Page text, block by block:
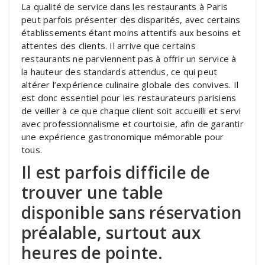
La qualité de service dans les restaurants à Paris
peut parfois présenter des disparités, avec certains
établissements étant moins attentifs aux besoins et
attentes des clients. Il arrive que certains
restaurants ne parviennent pas à offrir un service à
la hauteur des standards attendus, ce qui peut
altérer l’expérience culinaire globale des convives. Il
est donc essentiel pour les restaurateurs parisiens
de veiller à ce que chaque client soit accueilli et servi
avec professionnalisme et courtoisie, afin de garantir
une expérience gastronomique mémorable pour
tous.
Il est parfois difficile de
trouver une table
disponible sans réservation
préalable, surtout aux
heures de pointe.